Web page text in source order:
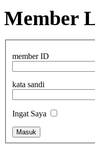
Member
member ID
kata sandi
Ingat Saya